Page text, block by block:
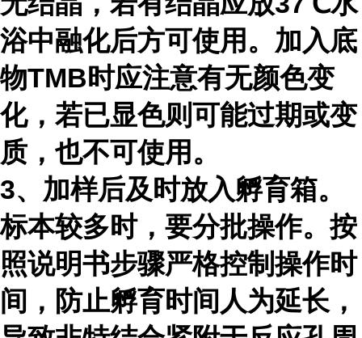
浴中融化后方可使用。加入底
物TMB时应注意有无颜色变
化，若已显色则可能过期或变
质，也不可使用。
3、加样后及时放入孵育箱。
标本较多时，要分批操作。按
照说明书步骤严格控制操作时
间，防止孵育时间人为延长，